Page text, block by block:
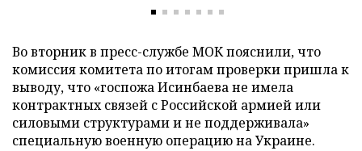
Во вторник в пресс-службе МОК пояснили, что
комиссия комитета по итогам проверки пришла к
выводу, что «госпожа Исинбаева не имела
контрактных связей с Российской армией или
силовыми структурами и не поддерживала»
специальную военную операцию на Украине.